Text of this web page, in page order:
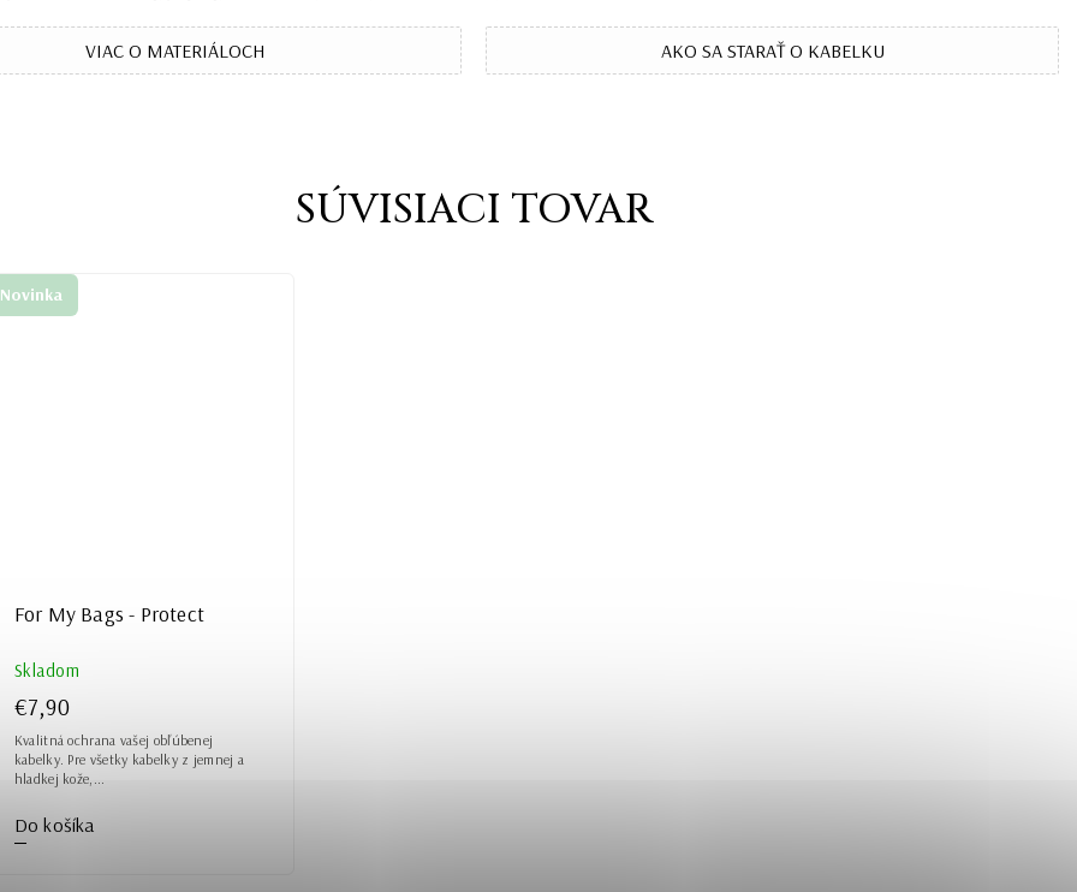
VIAC O MATERIÁLOCH AKO SA STARAŤ O KABELKU
SÚVISIACI TOVAR
Novinka
For My Bags - Protect
Skladom
€7,90
Do košíka
Kvalitná ochrana vašej obľúbenej
kabelky. Pre všetky kabelky z jemnej a
hladkej kože,...